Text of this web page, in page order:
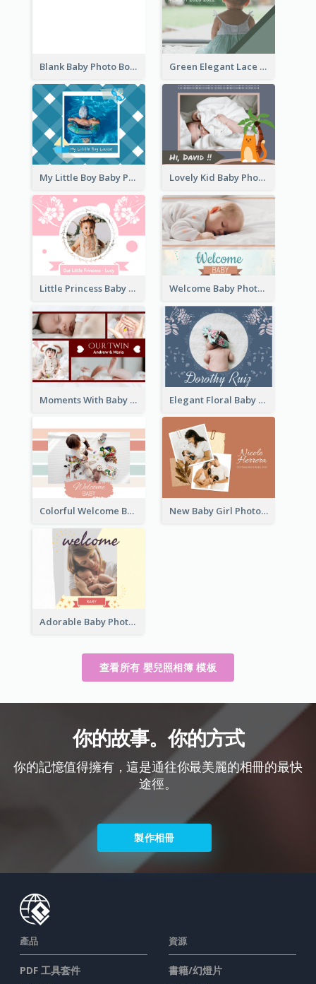
Blank Baby Photo Book Green Elegant Lace Baby Photo Book
My Little Boy Baby Photo Book Lovely Kid Baby Photo Book
Little Princess Baby Photo Book Welcome Baby Photo Book
Moments With Baby Photo Book Elegant Floral Baby Photo Book
Colorful Welcome Baby Photo Book New Baby Girl Photo Book
Adorable Baby Photo Book
查看所有 嬰兒照相簿 模板
你的故事。你的方式
你的記憶值得擁有，這是通往你最美麗的相冊的最快
途徑。
製作相冊
產品
PDF 工具套件
資源
書籍/幻燈片